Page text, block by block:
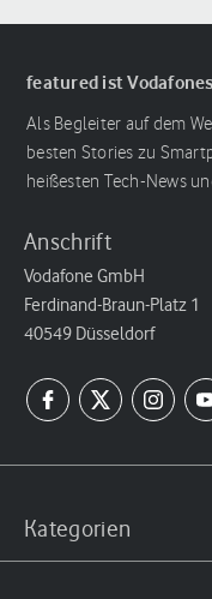
featured ist
Als Begleiter auf dem
besten Stories zu
heißesten Tech-News
Anschrift
Vodafone GmbH
Ferdinand-Braun-Platz 1
40549 Düsseldorf
Kategorien